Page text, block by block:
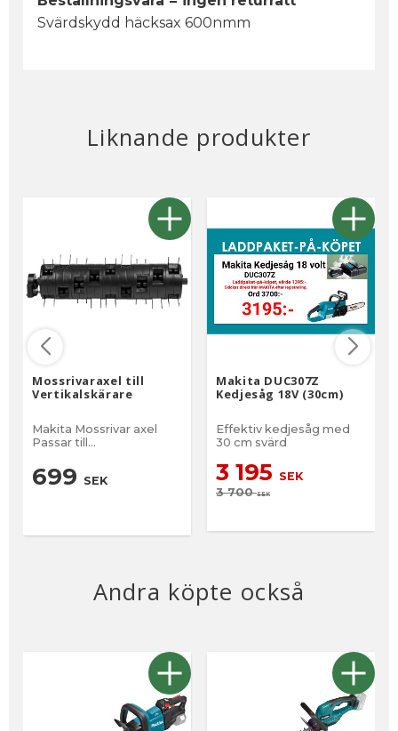
Svärdskydd häcksax 600nmm
Liknande produkter
Mossrivaraxel till
Vertikalskärare
Makita Mossrivar axel
Passar till
DUV320
699 SEK
Makita DUC307Z
Kedjesåg 18V (30cm)
Effektiv kedjesåg med
30 cm svärd
3 195 SEK
3 700SEK
Andra köpte också